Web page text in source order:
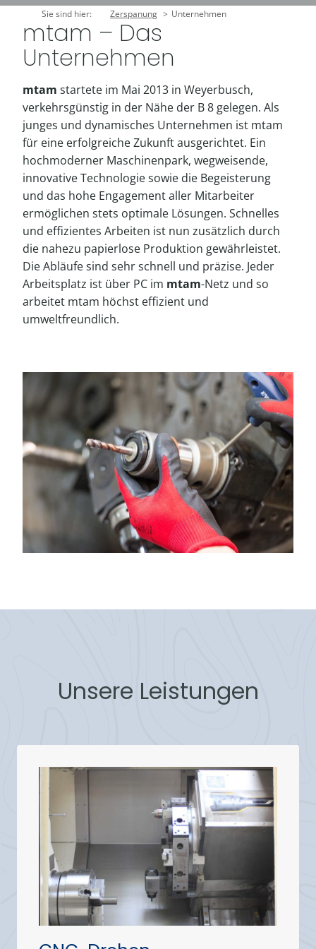
Sie sind hier: Zerspanung Unternehmen
mtam – Das
Unternehmen
mtam startete im Mai 2013 in Weyerbusch,
verkehrsgünstig in der Nähe der B 8 gelegen. Als
junges und dynamisches Unternehmen ist mtam
für eine erfolgreiche Zukunft ausgerichtet. Ein
hochmoderner Maschinenpark, wegweisende,
innovative Technologie sowie die Begeisterung
und das hohe Engagement aller Mitarbeiter
ermöglichen stets optimale Lösungen. Schnelles
und effizientes Arbeiten ist nun zusätzlich durch
die nahezu papierlose Produktion gewährleistet.
Die Abläufe sind sehr schnell und präzise. Jeder
Arbeitsplatz ist über PC im mtam-Netz und so
arbeitet mtam höchst effizient und
umweltfreundlich.
Unsere Leistungen